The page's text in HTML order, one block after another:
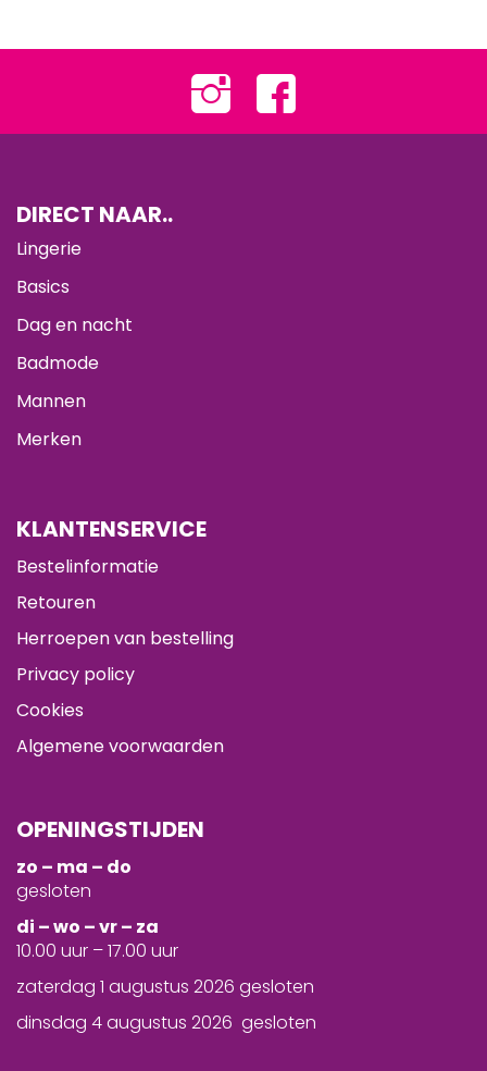
DIRECT NAAR..
Lingerie
Basics
Dag en nacht
Badmode
Mannen
Merken
KLANTENSERVICE
Bestelinformatie
Retouren
Herroepen van bestelling
Privacy policy
Cookies
Algemene voorwaarden
OPENINGSTIJDEN
zo – ma – do
gesloten
di – wo – vr – za
10.00 uur – 17.00 uur
zaterdag 1 augustus 2026 gesloten
dinsdag 4 augustus 2026 gesloten